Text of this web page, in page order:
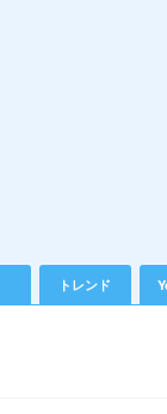
トレンド